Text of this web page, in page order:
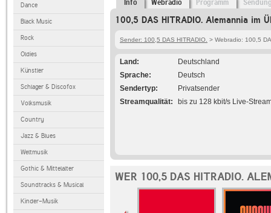
Dance
Black Music
Rock
Oldies
Künstler
Schlager & Discofox
Volksmusik
Country
Jazz & Blues
Weltmusik
Gothic & Mittelalter
Soundtracks & Musical
Kinder-Musik
Info Webradio Programm
100,5 DAS HITRADIO. Alemannia im
Sender: 100,5 DAS HITRADIO. > Webradio: 100,5
Land
Deutschland
Sprache
Deutsch
Sendertyp
Privatsender
Streamqualität
bis zu 128 kbit/s Live-
WER 100,5 DAS HITRADIO.